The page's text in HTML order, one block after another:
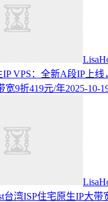
IP VPS：全新A段IP上
宽9折419元/年2025-10-
台湾ISP住宅原生IP大带